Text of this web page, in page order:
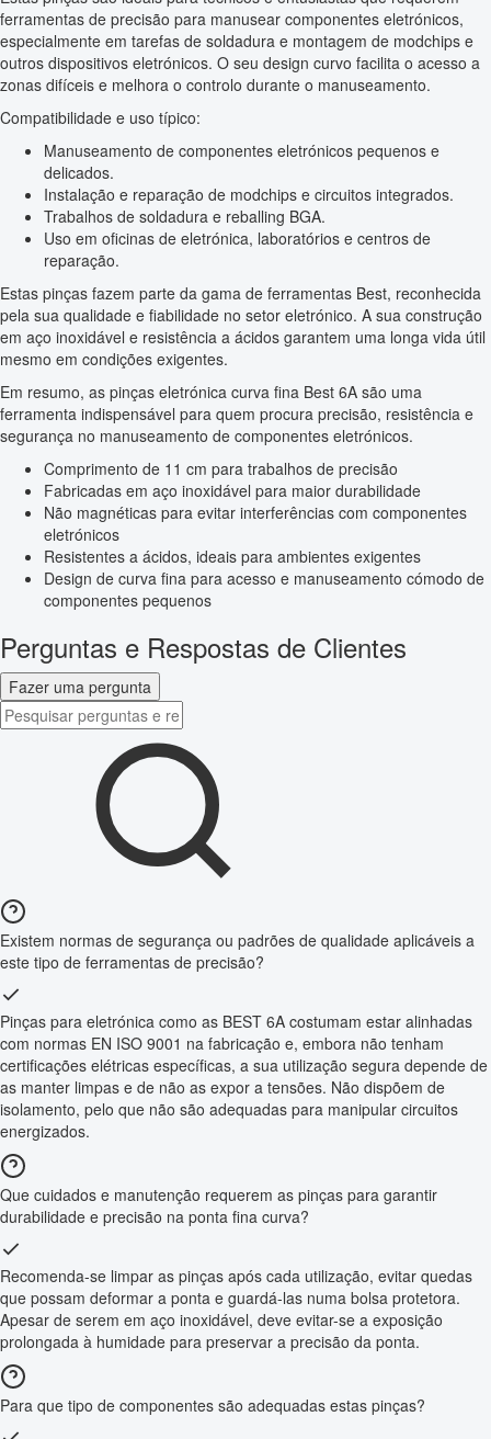
ferramentas de precisão para manusear componentes eletrónicos,
especialmente em tarefas de soldadura e montagem de modchips e
outros dispositivos eletrónicos. O seu design curvo facilita o acesso a
zonas difíceis e melhora o controlo durante o manuseamento.
Compatibilidade e uso típico:
Manuseamento de componentes eletrónicos pequenos e
delicados.
Instalação e reparação de modchips e circuitos integrados.
Trabalhos de soldadura e reballing BGA.
Uso em oficinas de eletrónica, laboratórios e centros de
reparação.
Estas pinças fazem parte da gama de ferramentas Best, reconhecida
pela sua qualidade e fiabilidade no setor eletrónico. A sua construção
em aço inoxidável e resistência a ácidos garantem uma longa vida útil
mesmo em condições exigentes.
Em resumo, as pinças eletrónica curva fina Best 6A são uma
ferramenta indispensável para quem procura precisão, resistência e
segurança no manuseamento de componentes eletrónicos.
Comprimento de 11 cm para trabalhos de precisão
Fabricadas em aço inoxidável para maior durabilidade
Não magnéticas para evitar interferências com componentes
eletrónicos
Resistentes a ácidos, ideais para ambientes exigentes
Design de curva fina para acesso e manuseamento cómodo de
componentes pequenos
Perguntas e Respostas de Clientes
Fazer uma pergunta
Existem normas de segurança ou padrões de qualidade aplicáveis a
este tipo de ferramentas de precisão?
Pinças para eletrónica como as BEST 6A costumam estar alinhadas
com normas EN ISO 9001 na fabricação e, embora não tenham
certificações elétricas específicas, a sua utilização segura depende de
as manter limpas e de não as expor a tensões. Não dispõem de
isolamento, pelo que não são adequadas para manipular circuitos
energizados.
Que cuidados e manutenção requerem as pinças para garantir
durabilidade e precisão na ponta fina curva?
Recomenda-se limpar as pinças após cada utilização, evitar quedas
que possam deformar a ponta e guardá-las numa bolsa protetora.
Apesar de serem em aço inoxidável, deve evitar-se a exposição
prolongada à humidade para preservar a precisão da ponta.
Para que tipo de componentes são adequadas estas pinças?